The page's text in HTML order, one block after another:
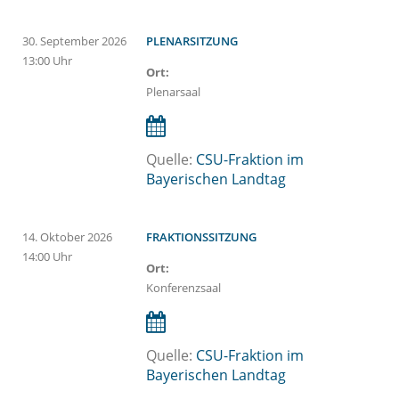
30.September2026
13:00 Uhr
PLENARSITZUNG
Ort:
Plenarsaal
Quelle: CSU-Fraktion im
Bayerischen Landtag
14.Oktober2026
14:00 Uhr
FRAKTIONSSITZUNG
Ort:
Konferenzsaal
Quelle: CSU-Fraktion im
Bayerischen Landtag